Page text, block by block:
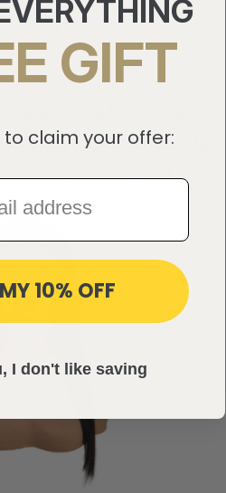
احصلياكستنشن شعر طبيعي للبيع
واسعة من بواريك
GIFT
claim your offer:
10% OFF
I don't like saving